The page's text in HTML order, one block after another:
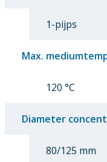
1-pijps
Max.
120 °C
Diameter
80/125 mm